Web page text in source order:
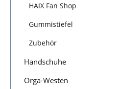
HAIX Fan Shop
Gummistiefel
Zubehör
Handschuhe
Orga-Westen